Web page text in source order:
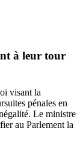
à leur tour
visant la
pénales en
Le ministre
au Parlement la